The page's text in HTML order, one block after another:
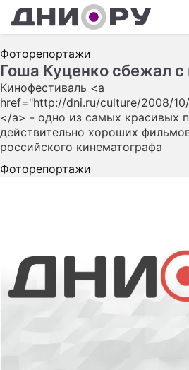
Фоторепортажи
Гоша Куценко сбежал с
Кинофестиваль <a
href="http://dni.ru/culture/2008/
</a> - одно из самых красивых
действительно хороших
российского кинематографа
Фоторепортажи